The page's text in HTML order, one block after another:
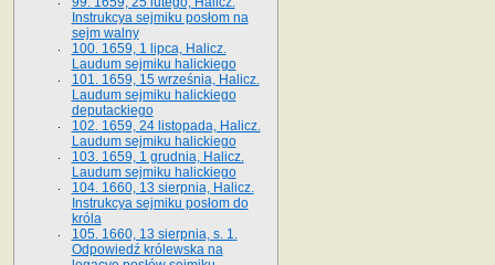
Instrukcya sejmiku posłom na
sejm walny
100. 1659, 1 lipca, Halicz.
Laudum sejmiku halickiego
101. 1659, 15 września, Halicz.
Laudum sejmiku halickiego
deputackiego
102. 1659, 24 listopada, Halicz.
Laudum sejmiku halickiego
103. 1659, 1 grudnia, Halicz.
Laudum sejmiku halickiego
104. 1660, 13 sierpnia, Halicz.
Instrukcya sejmiku posłom do
króla
105. 1660, 13 sierpnia, s. 1.
Odpowiedź królewska na